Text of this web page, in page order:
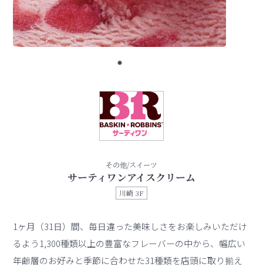
その他/スイーツ
サーティワンアイスクリーム
川崎 3F
1ヶ月（31日）間、毎日違った美味しさをお楽しみいただけ
るよう1,300種類以上の豊富なフレーバーの中から、幅広い
年齢層のお好みと季節に合わせた31種類を店頭に取り揃え